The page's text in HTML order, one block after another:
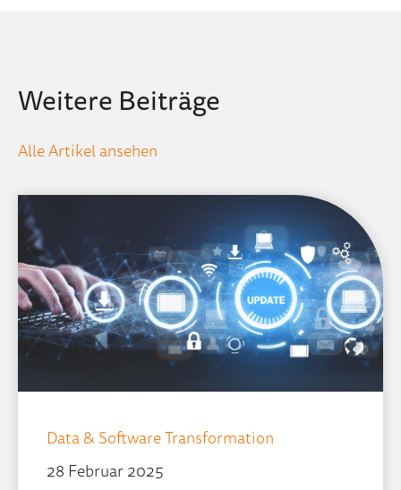
Weitere Beiträge
Alle Artikel ansehen
Data & Software Transformation
28 Februar 2025